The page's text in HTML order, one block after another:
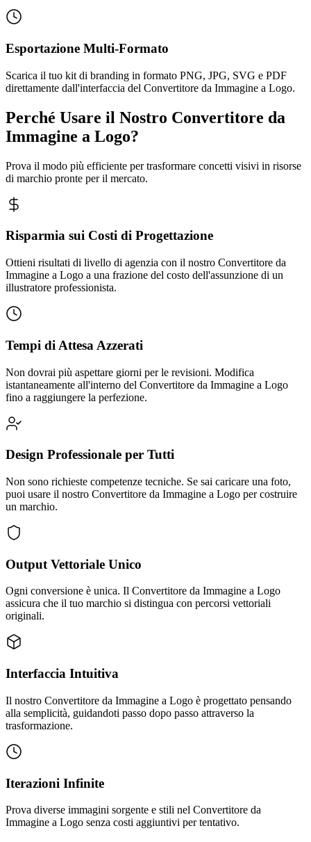
Esportazione Multi-Formato
Scarica il tuo kit di branding in formato PNG, JPG, SVG e PDF
direttamente dall'interfaccia del Convertitore da Immagine a Logo.
Perché Usare il Nostro Convertitore da
Immagine a Logo?
Prova il modo più efficiente per trasformare concetti visivi in risorse
di marchio pronte per il mercato.
Risparmia sui Costi di Progettazione
Ottieni risultati di livello di agenzia con il nostro Convertitore da
Immagine a Logo a una frazione del costo dell'assunzione di un
illustratore professionista.
Tempi di Attesa Azzerati
Non dovrai più aspettare giorni per le revisioni. Modifica
istantaneamente all'interno del Convertitore da Immagine a Logo
fino a raggiungere la perfezione.
Design Professionale per Tutti
Non sono richieste competenze tecniche. Se sai caricare una foto,
puoi usare il nostro Convertitore da Immagine a Logo per costruire
un marchio.
Output Vettoriale Unico
Ogni conversione è unica. Il Convertitore da Immagine a Logo
assicura che il tuo marchio si distingua con percorsi vettoriali
originali.
Interfaccia Intuitiva
Il nostro Convertitore da Immagine a Logo è progettato pensando
alla semplicità, guidandoti passo dopo passo attraverso la
trasformazione.
Iterazioni Infinite
Prova diverse immagini sorgente e stili nel Convertitore da
Immagine a Logo senza costi aggiuntivi per tentativo.